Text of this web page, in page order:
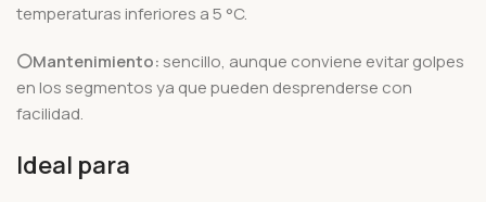
temperaturas inferiores a 5 °C.
⚪Mantenimiento: sencillo, aunque conviene evitar golpes
en los segmentos ya que pueden desprenderse con
facilidad.
Ideal para